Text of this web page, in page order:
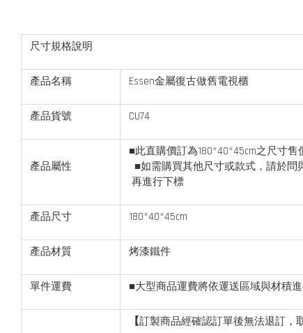
尺寸規格說明
產品名稱 Essen金屬復古做舊電視櫃
產品貨號 CU74
產品屬性
■此直購價訂為180*40*45cm之尺寸售
■如需購買其他尺寸或款式，請於問
再進行下標
產品尺寸 180*40*45cm
產品材質 烤漆鐵件
單件運費 ■大型商品運費將依運送區域與材積
【訂製商品經確認訂單後無法退訂，